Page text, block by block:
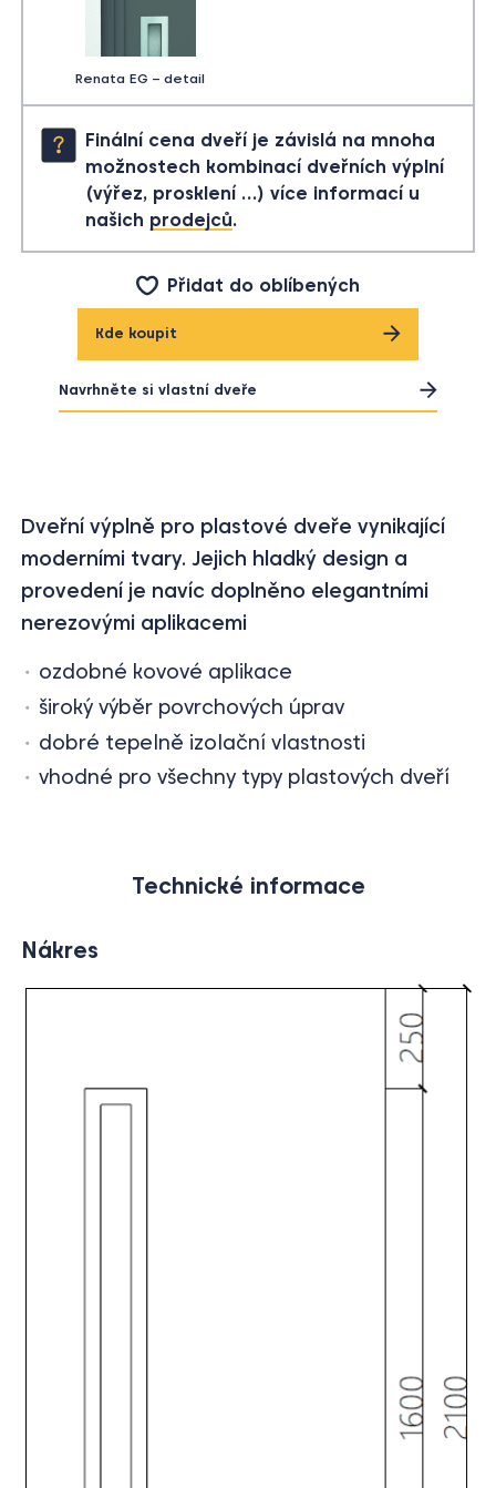
Renata EG – detail
Finální cena dveří je závislá na mnoha
možnostech kombinací dveřních výplní
(výřez, prosklení …) více informací u
našich prodejců.
Přidat do oblíbených
Kde koupit
Navrhněte si vlastní dveře
Dveřní výplně pro plastové dveře vynikající
moderními tvary. Jejich hladký design a
provedení je navíc doplněno elegantními
nerezovými aplikacemi
ozdobné kovové aplikace
široký výběr povrchových úprav
dobré tepelně izolační vlastnosti
vhodné pro všechny typy plastových dveří
Technické informace
Nákres